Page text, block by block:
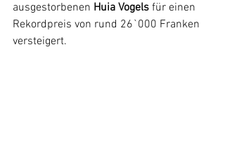
ausgestorbenen Huia Vogels für einen
Rekordpreis von rund 26`000 Franken
versteigert.